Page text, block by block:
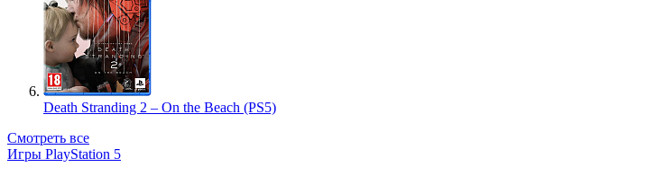
Death Stranding 2 – On the Beach (PS5)
Смотреть все
Игры PlayStation 5